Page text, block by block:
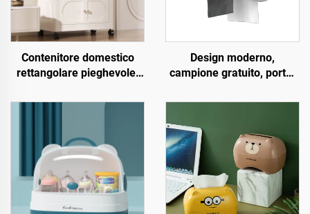
Contenitore domestico
rettangolare pieghevole,
plastica PP, semplice, di
Design moderno,
campione gratuito, porta-
sospensione,
in plastica multifunzionale